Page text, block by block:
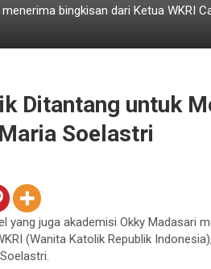
bingkisan dari Ketua WKRI
Ditantang untuk
Soelastri
yang juga akademisi Okky Madasari
(Wanita Katolik Republik